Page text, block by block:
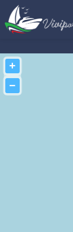
+
−